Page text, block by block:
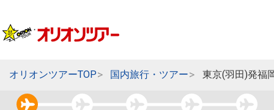
オリオンツアーTOP 国内旅行・ツアー 東京(羽田)発福